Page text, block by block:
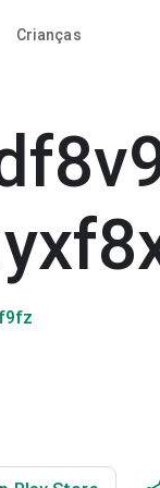
Crianças